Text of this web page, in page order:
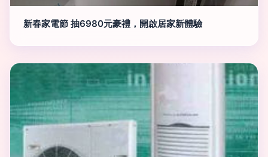
新春家電節 抽6980元豪禮，開啟居家新體驗